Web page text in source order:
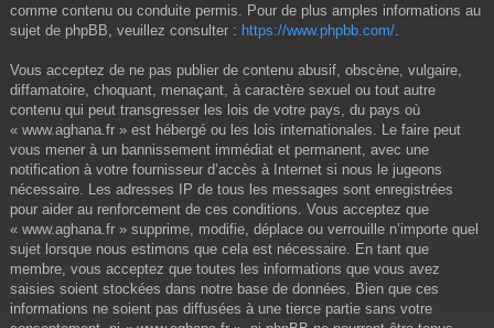
comme contenu ou conduite permis. Pour de plus amples informations au
sujet de phpBB, veuillez consulter : https://www.phpbb.com/
Vous acceptez de ne pas publier de contenu abusif, obscène, vulgaire,
diffamatoire, choquant, menaçant, à caractère sexuel ou tout autre
contenu qui peut transgresser les lois de votre pays, du pays où
« www.aghana.fr » est hébergé ou les lois internationales. Le faire peut
vous mener à un bannissement immédiat et permanent, avec une
notification à votre fournisseur d’accès à Internet si nous le jugeons
nécessaire. Les adresses IP de tous les messages sont enregistrées
pour aider au renforcement de ces conditions. Vous acceptez que
« www.aghana.fr » supprime, modifie, déplace ou verrouille n’importe quel
sujet lorsque nous estimons que cela est nécessaire. En tant que
membre, vous acceptez que toutes les informations que vous avez
saisies soient stockées dans notre base de données. Bien que ces
informations ne soient pas diffusées à une tierce partie sans votre